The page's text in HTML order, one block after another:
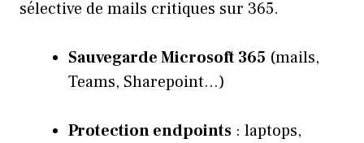
sélective de mails critiques sur 365.
Sauvegarde Microsoft 365 (mails,
Teams, Sharepoint…)
Protection endpoints : laptops,